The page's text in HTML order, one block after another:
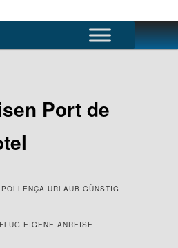
Port de
URLAUB GÜNSTIG
EIGENE ANREISE